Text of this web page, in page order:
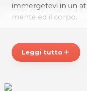
immergetevi in un
mente ed il corpo.
L'ISOLA DI VENERE
Leggi tutto add